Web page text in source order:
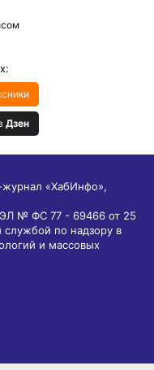
Дзен
«ХабИнфо»,
№ ФС 77 - 69466 от 25
службой по надзору в
и массовых